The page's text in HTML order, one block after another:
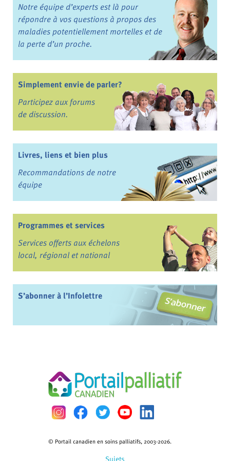
Notre équipe d’experts est là pour
répondre à vos questions à propos des
maladies potentiellement mortelles et de
la perte d’un proche.
Simplement envie de parler?
Participez aux forums
de discussion.
Livres, liens et bien plus
Recommandations de notre
équipe
Programmes et services
Services offerts aux échelons
local, régional et national
S’abonner à l’Infolettre
Sujets
© Portail canadien en soins palliatifs, 2003-2026.